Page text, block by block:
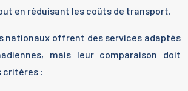
en réduisant les coûts de transport.
nationaux offrent des services adaptés
mais leur comparaison doit
critères :